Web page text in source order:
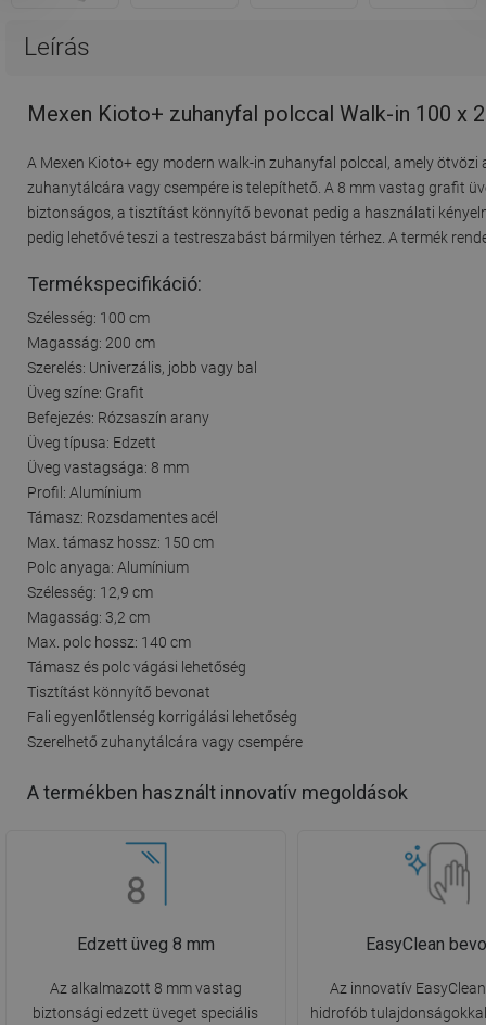
Leírás
Mexen Kioto+ zuhanyfal polccal Walk-in 100 x
A Mexen Kioto+ egy modern walk-in zuhanyfal polccal, amely
zuhanytálcára vagy csempére is telepíthető. A 8 mm vastag grafit
biztonságos, a tisztítást könnyítő bevonat pedig a használati
pedig lehetővé teszi a testreszabást bármilyen térhez. A termék
Termékspecifikáció:
Szélesség: 100 cm
Magasság: 200 cm
Szerelés: Univerzális, jobb vagy bal
Üveg színe: Grafit
Befejezés: Rózsaszín arany
Üveg típusa: Edzett
Üveg vastagsága: 8 mm
Profil: Alumínium
Támasz: Rozsdamentes acél
Max. támasz hossz: 150 cm
Polc anyaga: Alumínium
Szélesség: 12,9 cm
Magasság: 3,2 cm
Max. polc hossz: 140 cm
Támasz és polc vágási lehetőség
Tisztítást könnyítő bevonat
Fali egyenlőtlenség korrigálási lehetőség
Szerelhető zuhanytálcára vagy csempére
A termékben használt innovatív megoldások
Edzett üveg 8 mm
Az alkalmazott 8 mm vastag
biztonsági edzett üveget speciális
EasyClean
Az innovatív
hidrofób